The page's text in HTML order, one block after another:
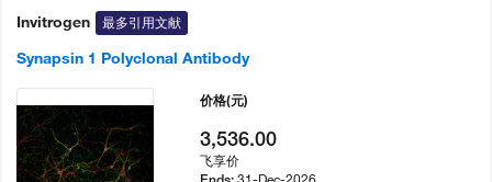
Invitrogen 最多引用文献
Synapsin 1 Polyclonal Antibody
价格(元)
3,536.00
飞享价